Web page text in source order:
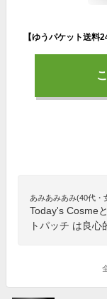
あみあみあみ(40代・
Today's Cosme
トパッチ は良